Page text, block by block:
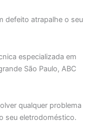
defeito atrapalhe o seu
especializada em
São Paulo, ABC
qualquer problema
seu eletrodoméstico.